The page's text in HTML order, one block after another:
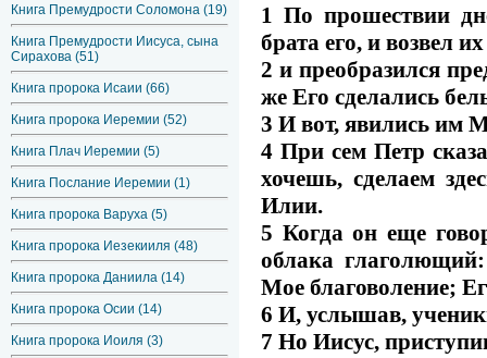
Книга Премудрости Соломона (19)
Книга Премудрости Иисуса, сына
Сирахова (51)
Книга пророка Исаии (66)
Книга пророка Иеремии (52)
Книга Плач Иеремии (5)
Книга Послание Иеремии (1)
Книга пророка Варуха (5)
Книга пророка Иезекииля (48)
Книга пророка Даниила (14)
Книга пророка Осии (14)
Книга пророка Иоиля (3)
1 По прошествии
брата его, и возвел
2 и преобразился
же Его сделались
3 И вот, явились им
4 При сем Петр
хочешь, сделаем
Илии.
5 Когда он еще
облака
Мое благоволение;
6 И, услышав,
7 Но Иисус,